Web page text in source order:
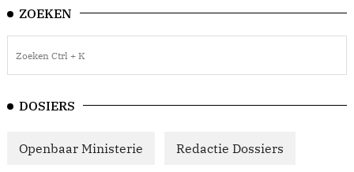
ZOEKEN
DOSIERS
Openbaar Ministerie Redactie Dossiers